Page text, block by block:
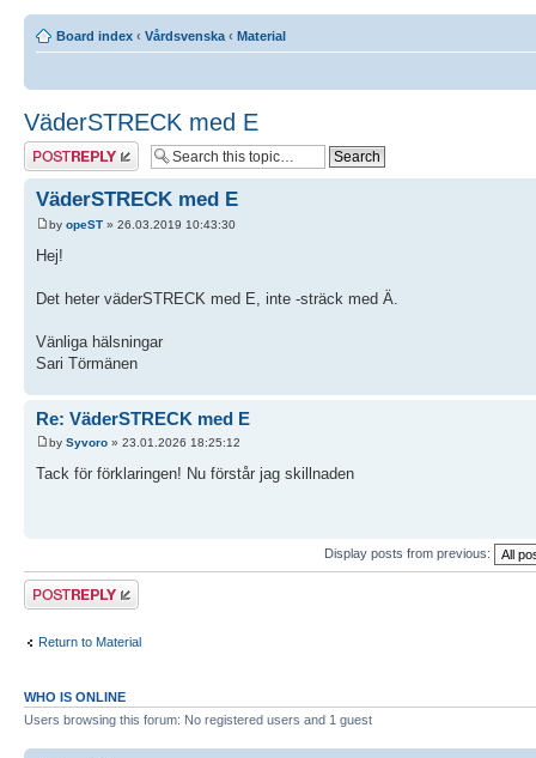
Board index ‹ Vårdsvenska ‹ Material
VäderSTRECK med E
Post a reply
VäderSTRECK med E
by opeST » 26.03.2019 10:43:30
Hej!
Det heter väderSTRECK med E, inte -sträck med Ä.
Vänliga hälsningar
Sari Törmänen
Re: VäderSTRECK med E
by Syvoro » 23.01.2026 18:25:12
Tack för förklaringen! Nu förstår jag skillnaden
Display posts from previous:
Post a reply
Return to Material
WHO IS ONLINE
Users browsing this forum: No registered users and 1 guest